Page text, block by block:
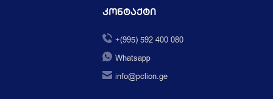
Კონტაქტი
+(995) 592 400 080
Whatsapp
info@pclion.ge